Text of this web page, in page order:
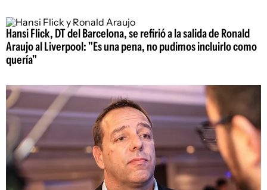
Hansi Flick, DT del Barcelona, se refirió a la salida de Ronald
Araujo al Liverpool: "Es una pena, no pudimos incluirlo como
quería"